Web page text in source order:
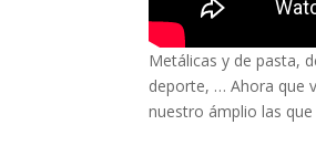
Metálicas y de pasta,
deporte, … Ahora que
nuestro ámplio las